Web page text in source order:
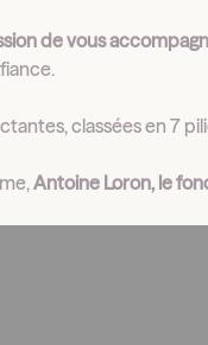
de vous
classées en 7
Antoine Loron, le